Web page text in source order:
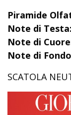
Piramide
Note di Testa:
Note di
Note di
SCATOLA